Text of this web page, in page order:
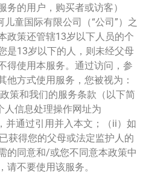
的用户，购买者或访客）
儿童国际有限公司（“公司”）之
政策还管辖13岁以下人员的个
是13岁以下的人，则未经父母
得使用本服务。通过访问，参
他方式使用服务，您被视为：
策和我们的服务条款（以下简
人信息处理操作网址为
通过引用并入本文；（ii）如
获得您的父母或法定监护人的
的同意和/或您不同意本政策中
请不要使用该服务。